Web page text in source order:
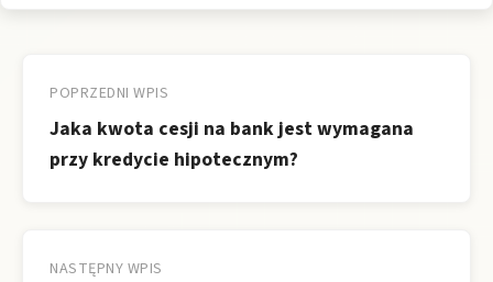
wpisu
POPRZEDNI WPIS
Jaka kwota cesji na bank jest wymagana
przy kredycie hipotecznym?
NASTĘPNY WPIS